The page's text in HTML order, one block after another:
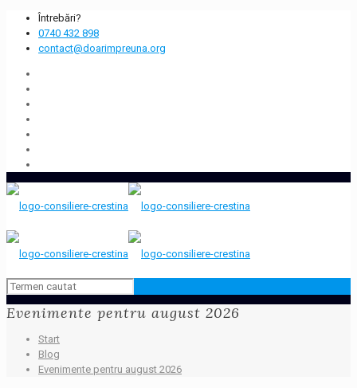
Întrebări?
0740 432 898
contact@doarimpreuna.org
Evenimente pentru august 2026
Start
Blog
Evenimente pentru august 2026